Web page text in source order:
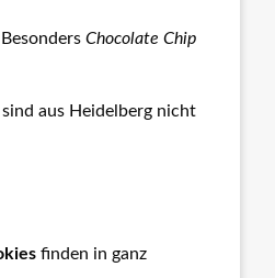
Chocolate Chip
aus Heidelberg nicht
finden in ganz